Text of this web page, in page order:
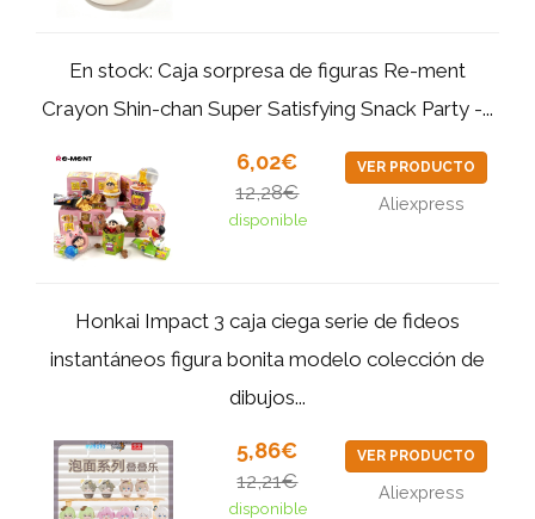
En stock: Caja sorpresa de figuras Re-ment
Crayon Shin-chan Super Satisfying Snack Party -...
6,02€
12,28€
disponible
VER PRODUCTO
Aliexpress
Honkai Impact 3 caja ciega serie de fideos
instantáneos figura bonita modelo colección de
dibujos...
5,86€
12,21€
disponible
VER PRODUCTO
Aliexpress